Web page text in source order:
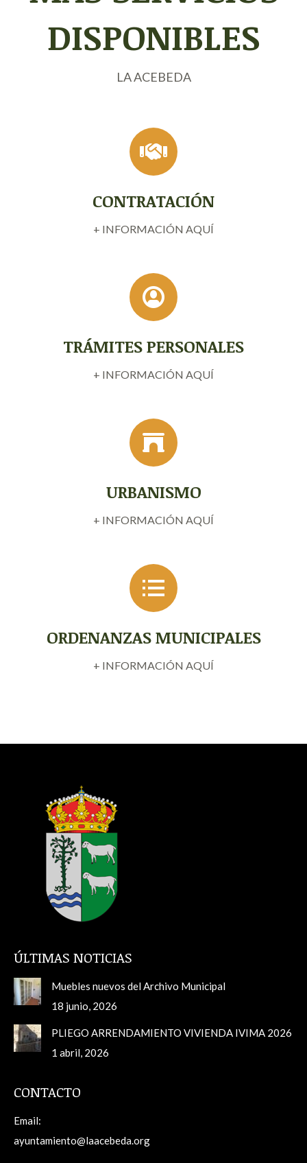
DISPONIBLES
LA ACEBEDA
CONTRATACIÓN
+ INFORMACIÓN AQUÍ
TRÁMITES PERSONALES
+ INFORMACIÓN AQUÍ
URBANISMO
+ INFORMACIÓN AQUÍ
ORDENANZAS MUNICIPALES
+ INFORMACIÓN AQUÍ
ÚLTIMAS NOTICIAS
Muebles nuevos del Archivo Municipal
18 junio, 2026
PLIEGO ARRENDAMIENTO VIVIENDA IVIMA 2026
1 abril, 2026
CONTACTO
Email:
ayuntamiento@laacebeda.org